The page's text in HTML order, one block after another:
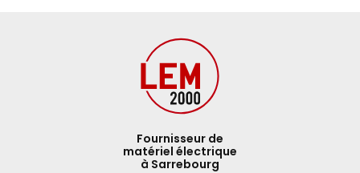
Fournisseur de
matériel électrique
à Sarrebourg